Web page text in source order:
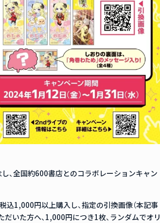
し、全国約600書店とのコラボレーションキャン
込1,000円以上購入し、指定の引換画像（本記事
いた方へ、1,000円につき1枚、ランダムでオリ